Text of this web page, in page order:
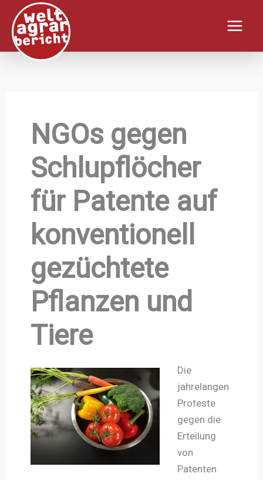
Inhalt
springen
NGOs gegen
Schlupflöcher
für Patente auf
konventionell
gezüchtete
Pflanzen und
Tiere
Die
jahrelangen
Proteste
gegen die
Erteilung
von
Patenten